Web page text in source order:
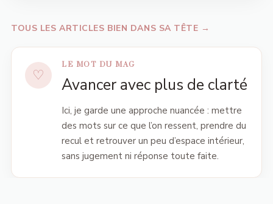
TOUS LES ARTICLES BIEN DANS SA TÊTE →
LE MOT DU MAG
Avancer avec plus de clarté
Ici, je garde une approche nuancée : mettre
des mots sur ce que l’on ressent, prendre du
recul et retrouver un peu d’espace intérieur,
sans jugement ni réponse toute faite.